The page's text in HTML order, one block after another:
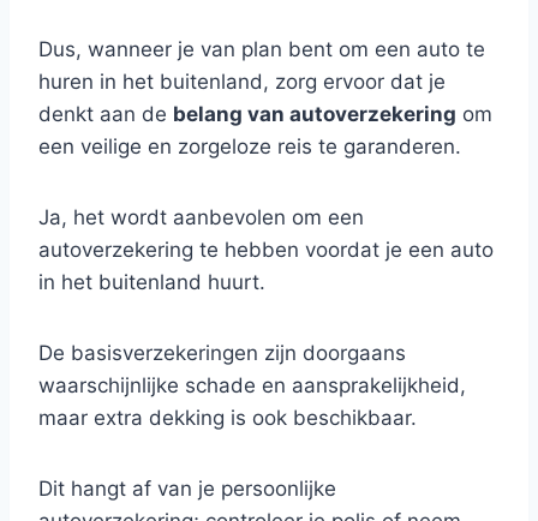
Dus, wanneer je van plan bent om een auto te
huren in het buitenland, zorg ervoor dat je
denkt aan de belang van autoverzekering om
een veilige en zorgeloze reis te garanderen.
Ja, het wordt aanbevolen om een
autoverzekering te hebben voordat je een auto
in het buitenland huurt.
De basisverzekeringen zijn doorgaans
waarschijnlijke schade en aansprakelijkheid,
maar extra dekking is ook beschikbaar.
Dit hangt af van je persoonlijke